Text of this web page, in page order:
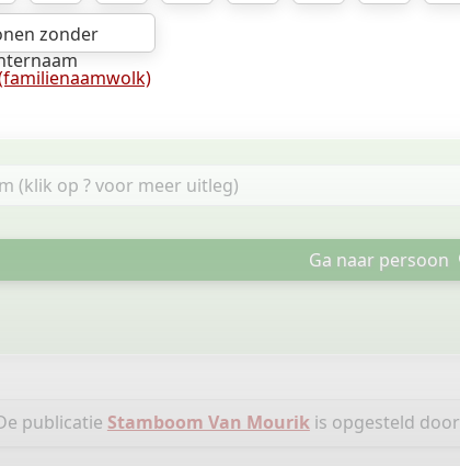
zonder
Ga naar persoon
publicatie Stamboom Van Mourikis opgesteld door